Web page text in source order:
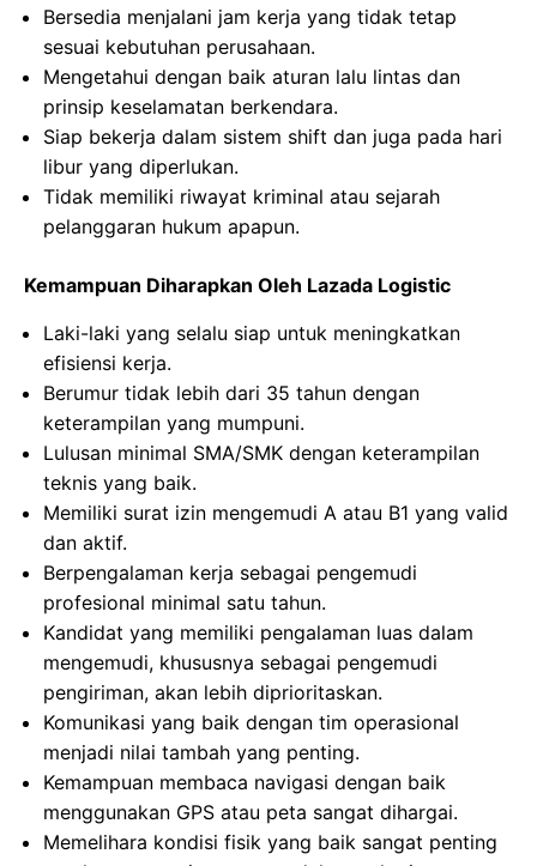
Bersedia menjalani jam kerja yang tidak tetap
sesuai kebutuhan perusahaan.
Mengetahui dengan baik aturan lalu lintas dan
prinsip keselamatan berkendara.
Siap bekerja dalam sistem shift dan juga pada hari
libur yang diperlukan.
Tidak memiliki riwayat kriminal atau sejarah
pelanggaran hukum apapun.
Kemampuan Diharapkan Oleh Lazada Logistic
Laki-laki yang selalu siap untuk meningkatkan
efisiensi kerja.
Berumur tidak lebih dari 35 tahun dengan
keterampilan yang mumpuni.
Lulusan minimal SMA/SMK dengan keterampilan
teknis yang baik.
Memiliki surat izin mengemudi A atau B1 yang valid
dan aktif.
Berpengalaman kerja sebagai pengemudi
profesional minimal satu tahun.
Kandidat yang memiliki pengalaman luas dalam
mengemudi, khususnya sebagai pengemudi
pengiriman, akan lebih diprioritaskan.
Komunikasi yang baik dengan tim operasional
menjadi nilai tambah yang penting.
Kemampuan membaca navigasi dengan baik
menggunakan GPS atau peta sangat dihargai.
Memelihara kondisi fisik yang baik sangat penting